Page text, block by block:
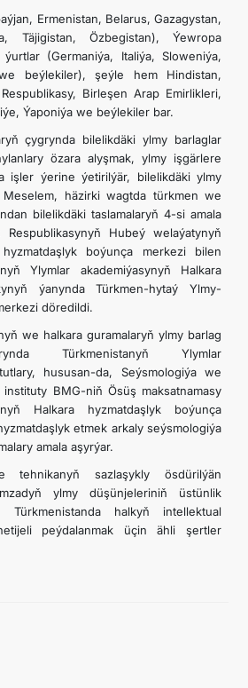
Ermenistan, Belarus, Gazagystan,
Täjigistan, Özbegistan), Ýewropa
(Germaniýa, Italiýa, Sloweniýa,
beýlekiler), şeýle hem Hindistan,
Birleşen Arap Emirlikleri,
Ýaponiýa we beýlekiler bar.
çygrynda bilelikdäki ylmy barlaglar
özara alyşmak, ylmy işgärlere
işler ýerine ýetirilýär, bilelikdäki ylmy
häzirki wagtda türkmen we
bilelikdäki taslamalaryň 4-si amala
Hubeý welaýatynyň
boýunça merkezi bilen
Ylymlar akademiýasynyň Halkara
ýanynda Türkmen-hytaý Ylmy-
döredildi.
we halkara guramalaryň ylmy barlag
Türkmenistanyň Ylymlar
hususan-da, Seýsmologiýa we
BMG-niň Ösüş maksatnamasy
Halkara hyzmatdaşlyk boýunça
etmek arkaly seýsmologiýa
amala aşyrýar.
tehnikanyň sazlaşykly ösdürilýän
ylmy düşünjeleriniň üstünlik
Türkmenistanda halkyň intellektual
peýdalanmak üçin ähli şertler